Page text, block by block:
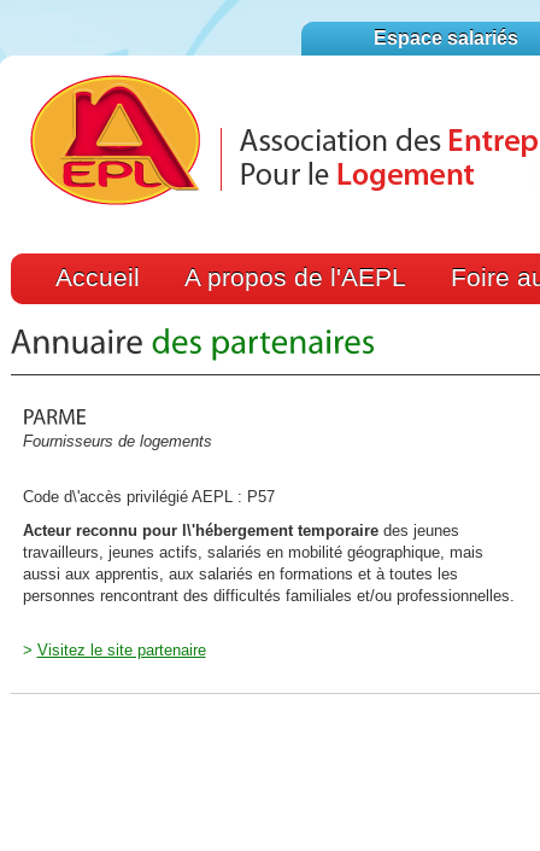
Espace salariés
Accueil A propos de l'AEPL Foire
Fournisseurs de logements
Code d\'accès privilégié AEPL : P57
Acteur reconnu pour l\'hébergement temporairedes jeunes
travailleurs, jeunes actifs, salariés en mobilité géographique, mais
aussi aux apprentis, aux salariés en formations et à toutes les
personnes rencontrant des difficultés familiales et/ou professionnelles.
> Visitez le site partenaire